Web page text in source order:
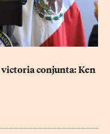
victoria conjunta: Ken